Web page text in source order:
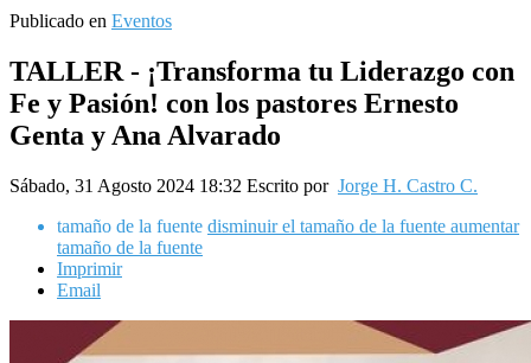
Publicado en Eventos
TALLER - ¡Transforma tu Liderazgo con
Fe y Pasión! con los pastores Ernesto
Genta y Ana Alvarado
Sábado, 31 Agosto 2024 18:32 Escrito por Jorge H. Castro C.
tamaño de la fuente disminuir el tamaño de la fuente aumentar
tamaño de la fuente
Imprimir
Email